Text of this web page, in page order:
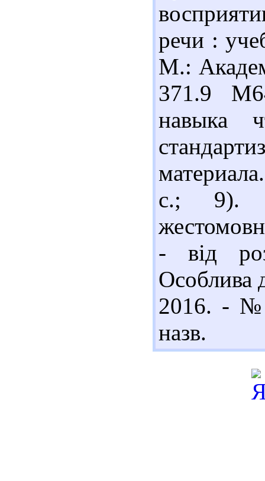
речи :
М.:
371.9
навыка
с.; 9).
- від
Особлива
2016. - №
назв.